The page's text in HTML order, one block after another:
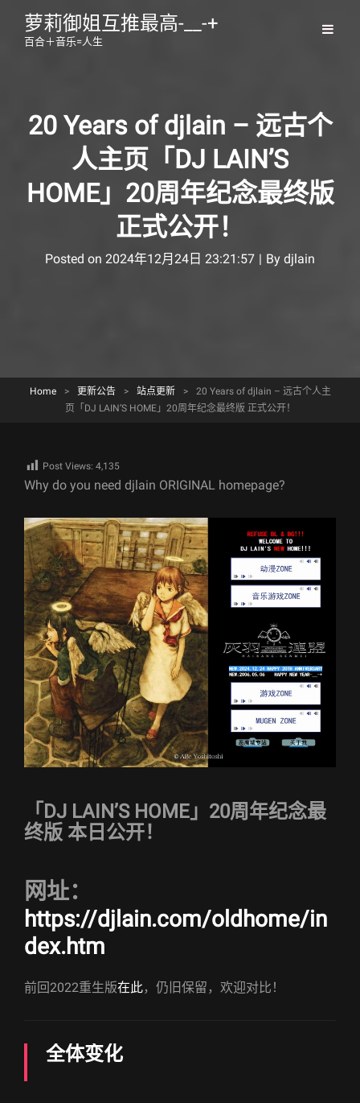
萝莉御姐互推最高-__-+
百合＋音乐=人生
20 Years of djlain – 远古个
人主页「DJ LAIN’S
HOME」20周年纪念最终版
正式公开！
Posted on 2024年12月24日 23:21:57 | By Byline
djlain
Home > 更新公告 > 站点更新 >
20 Years of djlain – 远古个人主
页「DJ LAIN’S HOME」20周年纪念最终版 正式公开！
Post Views: 4,135
Why do you need djlain ORIGINAL homepage?
「DJ LAIN’S HOME」20周年纪念最
终版 本日公开！
网址：
https://djlain.com/oldhome/in
dex.htm
前回2022重生版在此，仍旧保留，欢迎对比！
全体变化